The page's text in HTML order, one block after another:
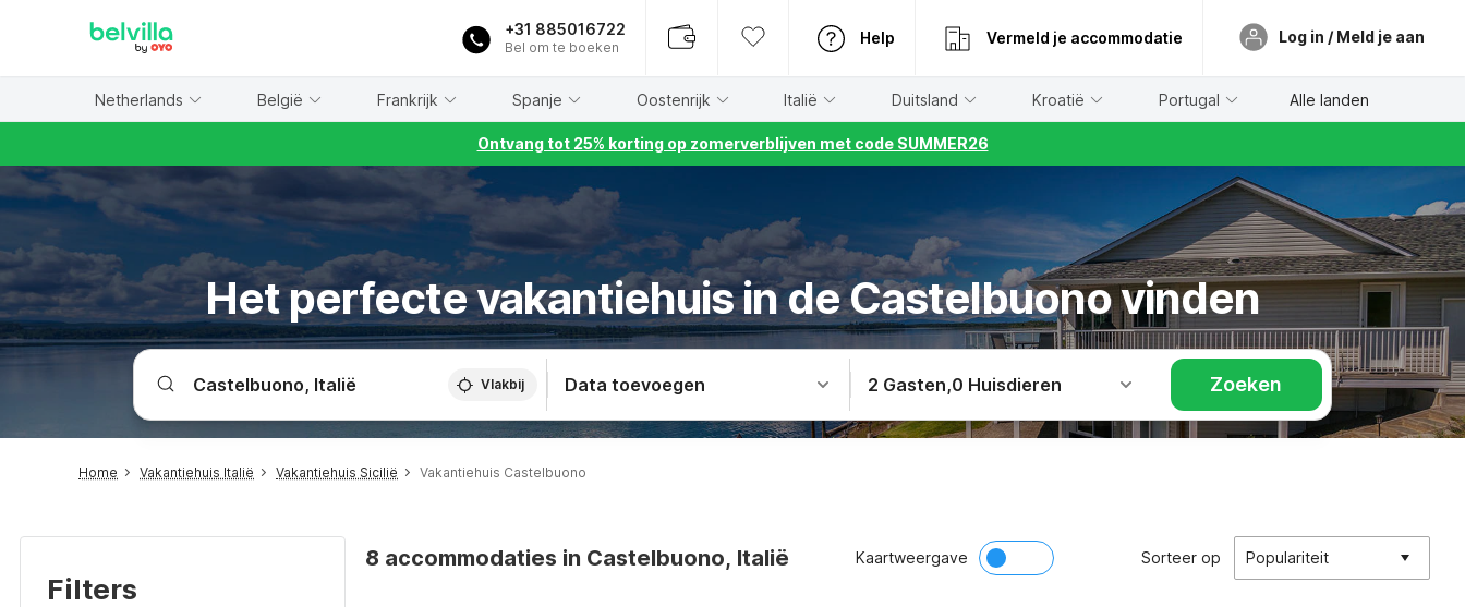
+31 885016722
Bel om te boeken
Help Vermeld je accommodatie Log in / Meld je aan
Netherlands België Frankrijk Spanje Oostenrijk Italië Duitsland Kroatië Portugal Alle landen
Ontvang tot 25% korting op zomerverblijven met code SUMMER26
Het perfecte vakantiehuis in de Castelbuono vinden
Vlakbij Data toevoegen 2 Gasten,0 Huisdieren Zoeken
Home Vakantiehuis Italië Vakantiehuis Sicilië Vakantiehuis Castelbuono
Filters
8 accommodaties in Castelbuono, Italië Kaartweergave Sorteer op Populariteit